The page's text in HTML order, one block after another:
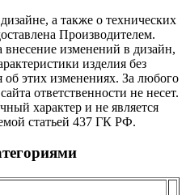
а также о технических
Производителем.
изменений в дизайн,
изделия без
об этих изменениях. За любого
ответственности не несет.
характер и не является
статьей 437 ГК РФ.